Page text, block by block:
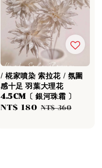
/ 椛家噴染 索拉花 / 氛圍
感十足 羽葉大理花
4.5CM〔 銀河珠霜 〕
Sale
NT$ 180 Regular
NT$ 360